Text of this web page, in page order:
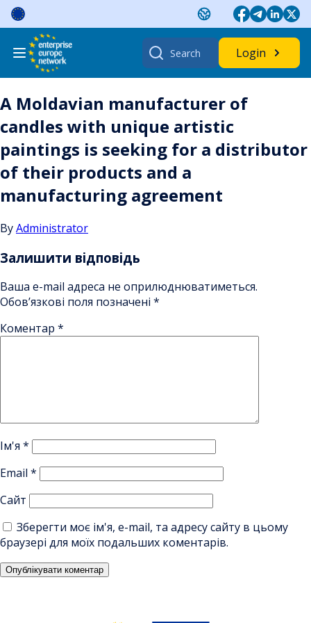
Skip
content
Search
for:
Login
A Moldavian manufacturer of
candles with unique artistic
paintings is seeking for a distributor
of their products and a
manufacturing agreement
ByAdministrator
Залишити відповідь
Ваша e-mail адреса не оприлюднюватиметься.
Обов’язкові поля позначені *
Коментар *
Ім'я *
Email *
Сайт
Зберегти моє ім'я, e-mail, та адресу сайту в цьому
браузері для моїх подальших коментарів.